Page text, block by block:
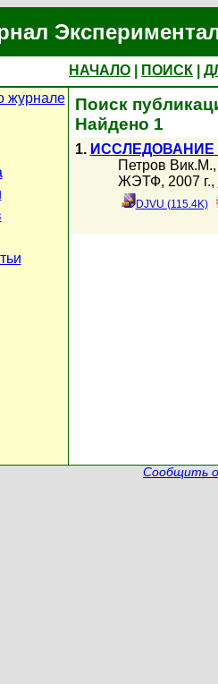
НАЧАЛО ПОИСК
журнале
Поиск
Найдено 1
1.
Петров Вик.М.
ЖЭТФ, 2007 г.,
DJVU (115.4K)
Сообщить о